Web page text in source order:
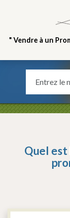
" Vendre à un
Quel